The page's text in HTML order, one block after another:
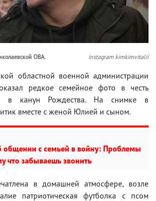
ОВА. instagram kimkimvitalii
областной военной администрации
редкое семейное фото в честь
в канун Рождества. На снимке в
вместе с женой Юлией и сыном.
общении с семьей в войну: Проблемы
что забываешь звонить
в домашней атмосфере, возле
патриотическая футболка с псом